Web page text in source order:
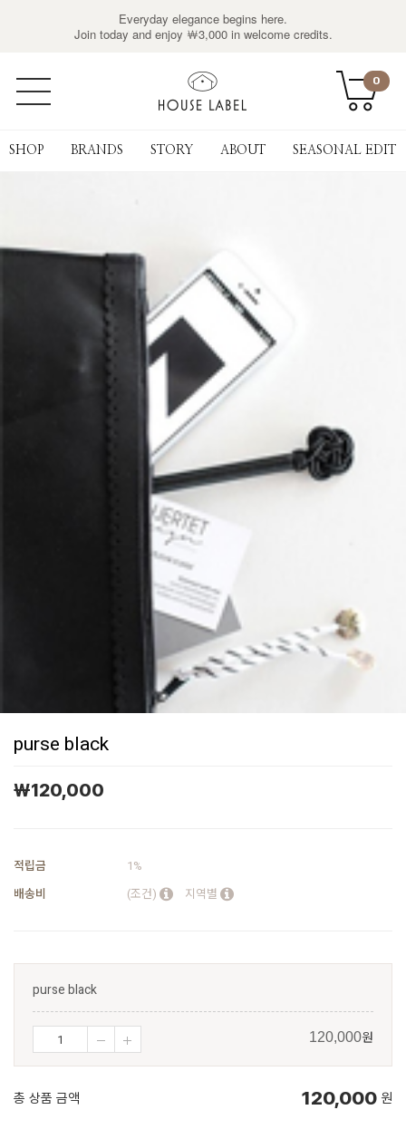
Everyday elegance begins here.
Join today and enjoy ￦3,000 in welcome credits.
0
SHOP BRANDS STORY ABOUT SEASONAL EDIT
purse black
￦120,000
적립금
1%
배송비
(조건) 지역별
purse black
120,000원
총 상품 금액 120,000 원